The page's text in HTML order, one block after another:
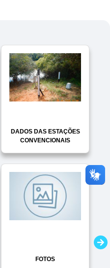
DADOS DAS ESTAÇÕES
CONVENCIONAIS
FOTOS